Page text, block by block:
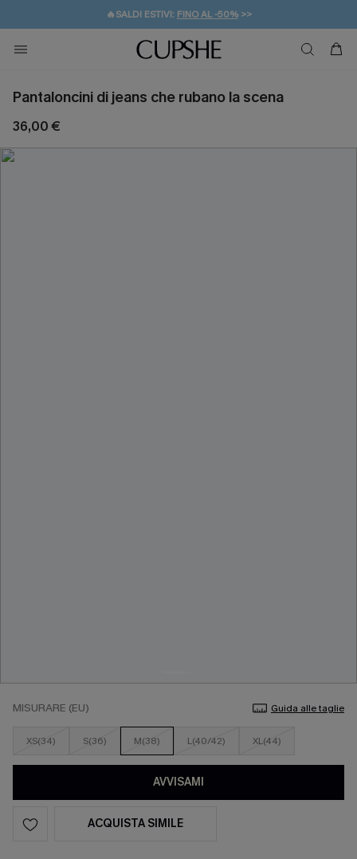
🔥SALDI ESTIVI: FINO AL -50%>>
🚚SPEDIZIONE GRATUITA DA 49€
💌REGALO PER I NUOVI: 20% DI SCONTO*
Pantaloncini di jeans che rubano la scena
36,00 €
MISURARE (EU) Guida alle taglie
XS(34) S(36) M(38) L(40/42) XL(44)
AVVISAMI
ACQUISTA SIMILE